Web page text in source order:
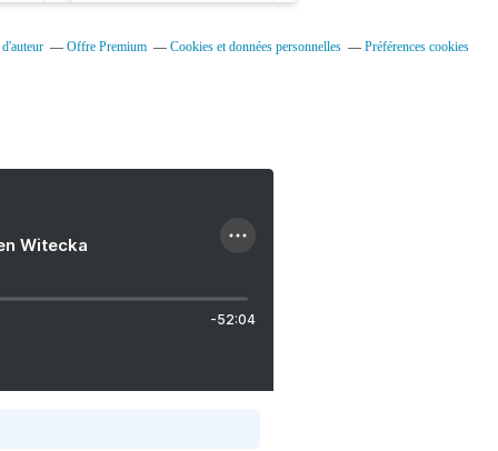
Offre Premium Cookies et données personnelles Préférences cookies
Witecka
-52:04